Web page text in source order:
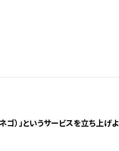
）」というサービスを立ち上げよ